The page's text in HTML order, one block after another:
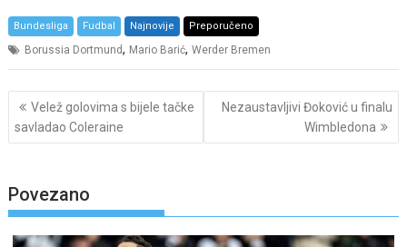
Bundesliga Fudbal Najnovije Preporučeno
Borussia Dortmund, Mario Barić,Werder Bremen
Post
navigation
Velež golovima s bijele tačke
savladao Coleraine
Nezaustavljivi Đoković u finalu
Wimbledona
Povezano